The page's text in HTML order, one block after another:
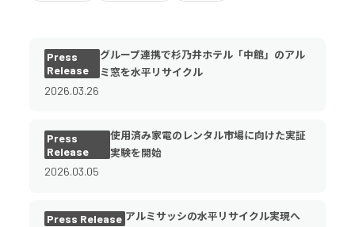
Press
Release
2026.03.26
グループ連携で杉乃井ホテル「中館」のアル
ミ窓を水平リサイクル
Press
Release
2026.03.05
使用済み家電のレンタル市場に向けた実証
実験を開始
Press Release アルミサッシの水平リサイクル実現へ